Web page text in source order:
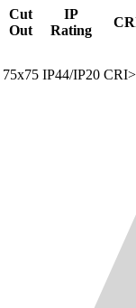
Cut
Out
IP
Rating
75x75 IP44/IP20